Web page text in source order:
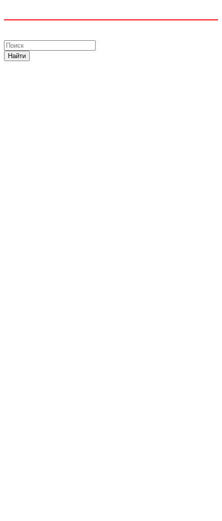
Найти